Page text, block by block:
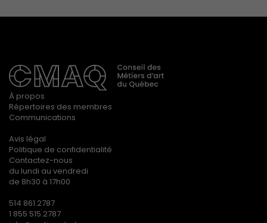
À propos
Répertoires des membres
Communications
Avis légal
Politique de confidentialité
Contactez-nous
du lundi au vendredi
de 8h30 à 17h00
514 861.2787
1 855 515.2787